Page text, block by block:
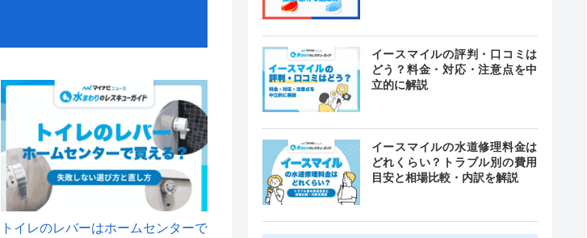
トイレのレバーはホームセンターで
イースマイルの評判・口コミは
どう？料金・対応・注意点を中
立的に解説
イースマイルの水道修理料金は
どれくらい？トラブル別の費用
目安と相場比較・内訳を解説